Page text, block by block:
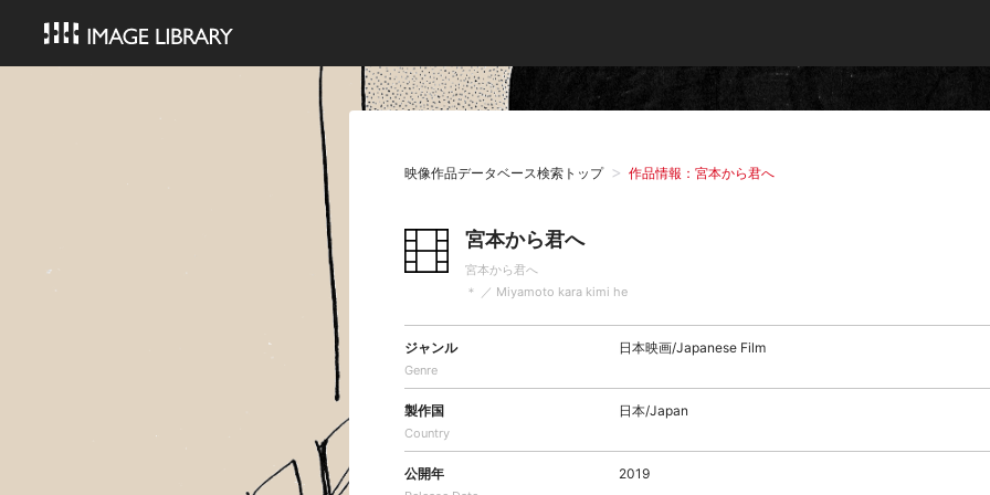
映像作品データベース検索トップ 作品情報：宮本から君へ
宮本から君へ
宮本から君へ
＊ ／ Miyamoto kara kimi he
ジャンル
Genre
日本映画/Japanese Film
製作国
Country
日本/Japan
公開年 2019